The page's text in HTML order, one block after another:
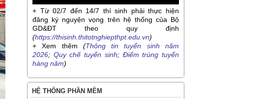
+ Từ 02/7 đến 14/7 thí sinh phải thực hiện
đăng ký nguyện vọng trên hệ thống của Bộ
GD&ĐT theo quy định
(https://thisinh.thitotnghiepthpt.edu.vn)
+ Xem thêm (Thông tin tuyển sinh năm
2026; Quy chế tuyển sinh; Điểm trúng tuyển
hàng năm)
HỆ THỐNG PHẦN MỀM